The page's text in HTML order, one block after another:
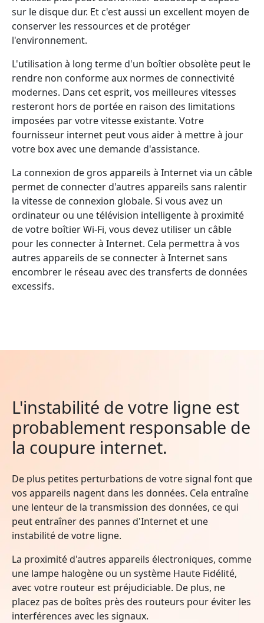
sur le disque dur. Et c'est aussi un excellent moyen de
conserver les ressources et de protéger
l'environnement.
L'utilisation à long terme d'un boîtier obsolète peut le
rendre non conforme aux normes de connectivité
modernes. Dans cet esprit, vos meilleures vitesses
resteront hors de portée en raison des limitations
imposées par votre vitesse existante. Votre
fournisseur internet peut vous aider à mettre à jour
votre box avec une demande d'assistance.
La connexion de gros appareils à Internet via un câble
permet de connecter d'autres appareils sans ralentir
la vitesse de connexion globale. Si vous avez un
ordinateur ou une télévision intelligente à proximité
de votre boîtier Wi-Fi, vous devez utiliser un câble
pour les connecter à Internet. Cela permettra à vos
autres appareils de se connecter à Internet sans
encombrer le réseau avec des transferts de données
excessifs.
L'instabilité de votre ligne est
probablement responsable de
la coupure internet.
De plus petites perturbations de votre signal font que
vos appareils nagent dans les données. Cela entraîne
une lenteur de la transmission des données, ce qui
peut entraîner des pannes d'Internet et une
instabilité de votre ligne.
La proximité d'autres appareils électroniques, comme
une lampe halogène ou un système Haute Fidélité,
avec votre routeur est préjudiciable. De plus, ne
placez pas de boîtes près des routeurs pour éviter les
interférences avec les signaux.